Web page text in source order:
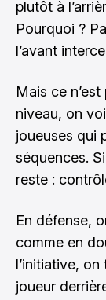
plutôt à
Pourquoi ?
l’avant
Mais ce
niveau, on
joueuses qui
séquences.
reste :
En défense,
comme en
l’initiative,
joueur